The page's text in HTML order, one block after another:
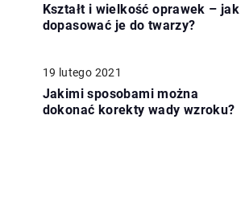
Kształt i wielkość oprawek – jak
dopasować je do twarzy?
19 lutego 2021
Jakimi sposobami można
dokonać korekty wady wzroku?